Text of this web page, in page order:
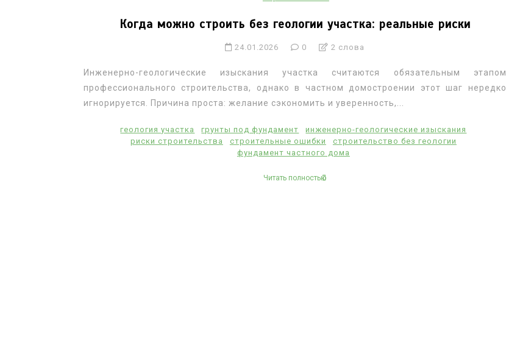
Когда можно строить без геологии участка: реальные риски
24.01.2026 0 2 слова
Инженерно-геологические изыскания участка считаются обязательным этапом
профессионального строительства, однако в частном домостроении этот шаг нередко
игнорируется. Причина проста: желание сэкономить и уверенность,...
геология участка грунты под фундамент
инженерно-геологические изыскания
риски строительства
строительные ошибки
строительство без геологии
фундамент частного дома
Читать полностью